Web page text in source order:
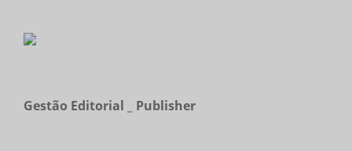
Gestão Editorial _ Publisher